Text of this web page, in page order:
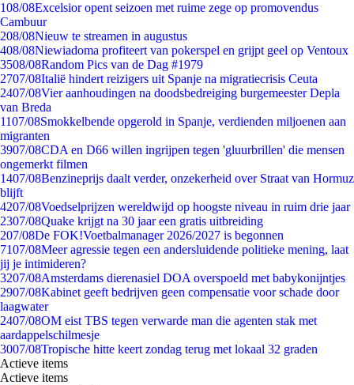
108/08Excelsior opent seizoen met ruime zege op promovendus
Cambuur
208/08Nieuw te streamen in augustus
408/08Niewiadoma profiteert van pokerspel en grijpt geel op Ventoux
3508/08Random Pics van de Dag #1979
2707/08Italië hindert reizigers uit Spanje na migratiecrisis Ceuta
2407/08Vier aanhoudingen na doodsbedreiging burgemeester Depla
van Breda
1107/08Smokkelbende opgerold in Spanje, verdienden miljoenen aan
migranten
3907/08CDA en D66 willen ingrijpen tegen 'gluurbrillen' die mensen
ongemerkt filmen
1407/08Benzineprijs daalt verder, onzekerheid over Straat van Hormuz
blijft
4207/08Voedselprijzen wereldwijd op hoogste niveau in ruim drie jaar
2307/08Quake krijgt na 30 jaar een gratis uitbreiding
207/08De FOK!Voetbalmanager 2026/2027 is begonnen
7107/08Meer agressie tegen een andersluidende politieke mening, laat
jij je intimideren?
3207/08Amsterdams dierenasiel DOA overspoeld met babykonijntjes
2907/08Kabinet geeft bedrijven geen compensatie voor schade door
laagwater
2407/08OM eist TBS tegen verwarde man die agenten stak met
aardappelschilmesje
3007/08Tropische hitte keert zondag terug met lokaal 32 graden
Actieve items
Actieve items